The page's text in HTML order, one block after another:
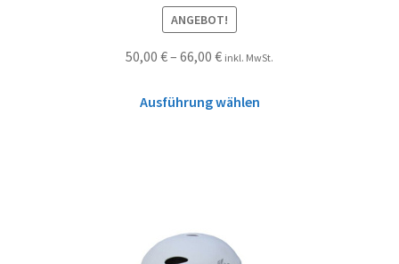
ANGEBOT!
50,00 €– 66,00 € inkl. MwSt.
Ausführung wählen